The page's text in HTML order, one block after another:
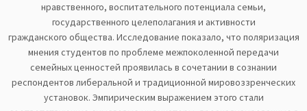
нравственного, воспитательного потенциала семьи,
государственного целеполагания и активности
гражданского общества. Исследование показало, что поляризация
мнения студентов по проблеме межпоколенной передачи
семейных ценностей проявилась в сочетании в сознании
респондентов либеральной и традиционной мировоззренческих
установок. Эмпирическим выражением этого стали